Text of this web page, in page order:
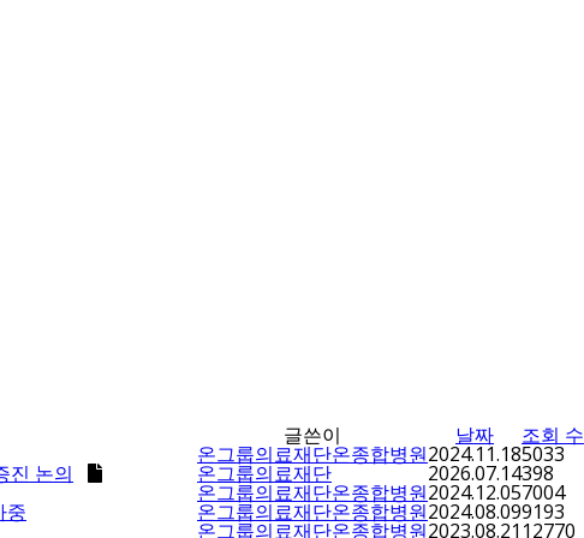
글쓴이 날짜 조회 수
온그룹의료재단온종합병원2024.11.185033
진 논의 온그룹의료재단 2026.07.14398
온그룹의료재단온종합병원2024.12.057004
중 온그룹의료재단온종합병원2024.08.099193
온그룹의료재단온종합병원2023.08.21 12770